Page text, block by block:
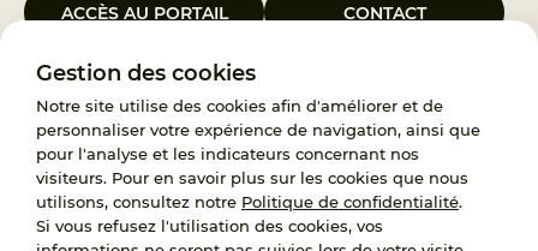
Gestion des cookies
Notre site utilise des cookies afin d'améliorer et de
personnaliser votre expérience de navigation, ainsi que
pour l'analyse et les indicateurs concernant nos
visiteurs. Pour en savoir plus sur les cookies que nous
utilisons, consultez notre Politique de confidentialité.
Si vous refusez l'utilisation des cookies, vos
ACCÈS AU PORTAIL CONTACT
Le Groupement d’Intérêt Public France Enfance Protégée, créé le 5
janvier 2023, a pour objet d’assurer les missions de service public du
119, d’accompagnement des adoptants et de traitement des
demandes d’accès aux origines personnelles. France Enfance
Protégée est également un observatoire et une ressource pour
l’ensemble des professionnels, ainsi qu’un appui à l’élaboration de la
politique publique à travers le soutien à l’activité des conseils
nationaux.